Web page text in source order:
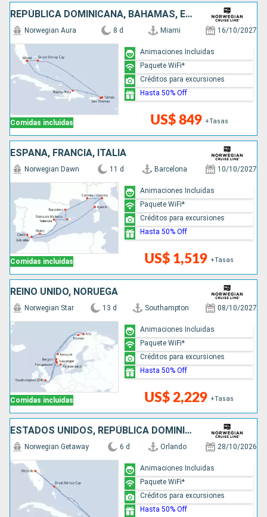
REPÚBLICA DOMINICANA, BAHAMAS, ESTADOS UNIDOS
Comidas incluidas
Norwegian Aura 8 d Miami 16/10/2027
US$ 849 +Tasas
Animaciones Incluidas
Paquete WiFi*
Créditos para excursiones
Hasta 50% Off
ESPAÑA, FRANCIA, ITALIA
Comidas incluidas
Norwegian Dawn 11 d Barcelona 10/10/2027
US$ 1,519 +Tasas
Animaciones Incluidas
Paquete WiFi*
Créditos para excursiones
Hasta 50% Off
REINO UNIDO, NORUEGA
Comidas incluidas
Norwegian Star 13 d Southampton 08/10/2027
US$ 2,229 +Tasas
Animaciones Incluidas
Paquete WiFi*
Créditos para excursiones
Hasta 50% Off
ESTADOS UNIDOS, REPÚBLICA DOMINICANA, BAHAMAS
Norwegian Getaway 6 d Orlando 28/10/2026
Animaciones Incluidas
Paquete WiFi*
Créditos para excursiones
Hasta 50% Off